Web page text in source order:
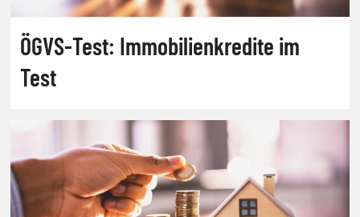
ÖGVS-Test: Immobilienkredite im
Test